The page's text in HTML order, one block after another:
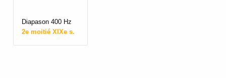
Diapason 400 Hz
2e moitié XIXe s.